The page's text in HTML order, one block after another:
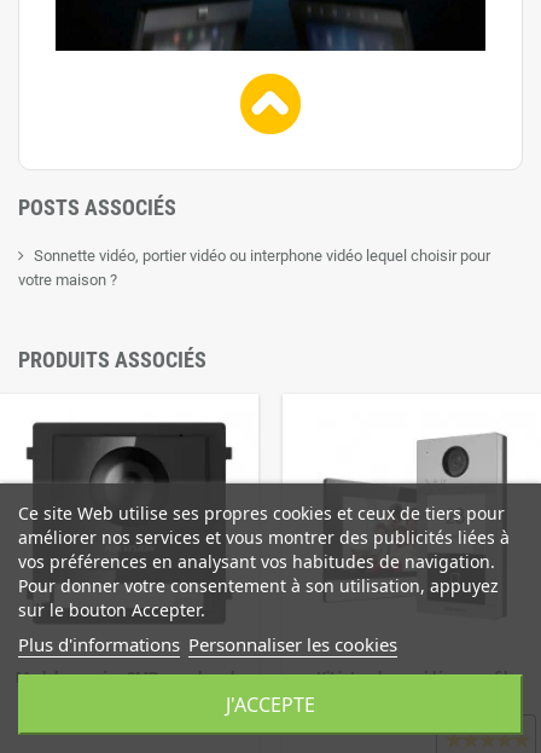
POSTS ASSOCIÉS
Sonnette vidéo, portier vidéo ou interphone vidéo lequel choisir pour
votre maison ?
PRODUITS ASSOCIÉS
Module caméra 2MP grand angle
Kit interphone vidéo sans fil
★★★★★
Ce site Web utilise ses propres cookies et ceux de tiers pour
améliorer nos services et vous montrer des publicités liées à
vos préférences en analysant vos habitudes de navigation.
Pour donner votre consentement à son utilisation, appuyez
sur le bouton Accepter.
Plus d'informations Personnaliser les cookies
J'ACCEPTE